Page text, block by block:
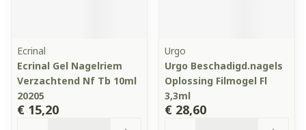
Ecrinal
Ecrinal Gel Nagelriem
Verzachtend Nf Tb 10ml
20205
€ 15,20
Urgo
Urgo Beschadigd.nagels
Oplossing Filmogel Fl
3,3ml
€ 28,60